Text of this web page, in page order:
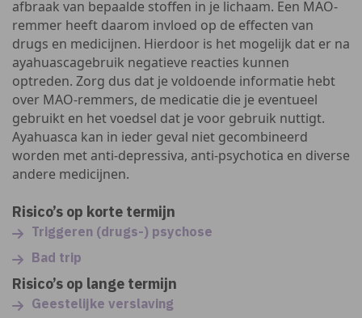
afbraak van bepaalde stoffen in je lichaam. Een MAO-
remmer heeft daarom invloed op de effecten van
drugs en medicijnen. Hierdoor is het mogelijk dat er na
ayahuascagebruik negatieve reacties kunnen
optreden. Zorg dus dat je voldoende informatie hebt
over MAO-remmers, de medicatie die je eventueel
gebruikt en het voedsel dat je voor gebruik nuttigt.
Ayahuasca kan in ieder geval niet gecombineerd
worden met anti-depressiva, anti-psychotica en diverse
andere medicijnen.
Risico’s op korte termijn
Triggeren (drugs-) psychose
Bad trip
Risico’s op lange termijn
Geestelijke verslaving